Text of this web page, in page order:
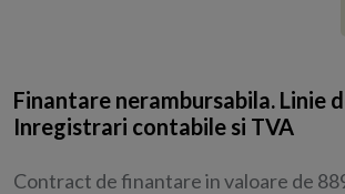
Finantare nerambursabila. Linie
Inregistrari contabile si TVA
Contract de finantare in valoare de